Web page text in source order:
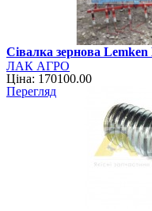
Сівалка зернова
ЛАК АГРО
Ціна: 170100.00
Перегляд